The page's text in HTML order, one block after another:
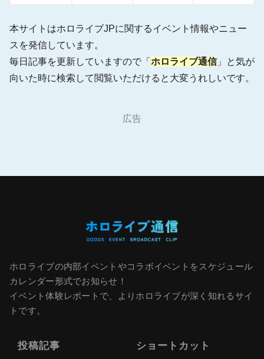
本サイトはホロライブJPに関するイベント情報やニュー
スを発信しています。
毎日記事を更新していますので「 ホロライブ通信 」と気が
向いた時に検索して閲覧いただけると大変うれしいです。
広告
ホロライブの内部イベントやコラボイベントをスケジュール
カレンダー形式でお知らせ！
イベント体験レポートで、よりホロライブが深く知れるサイ
トです。
投稿記事 ショートカット